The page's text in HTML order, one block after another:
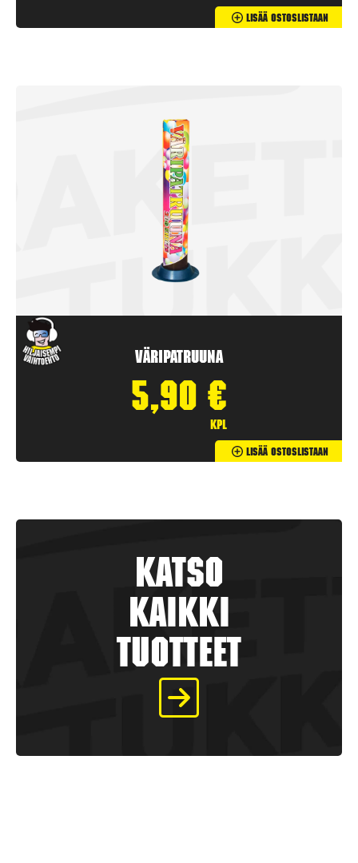
Lisää Ostoslistaan
Väripatruuna
5,90 €
kpl
Lisää Ostoslistaan
Katso
kaikki
tuotteet